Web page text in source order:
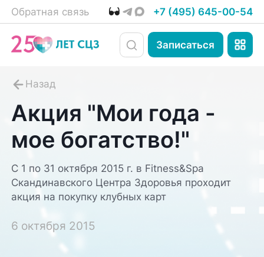
Обратная связь +7 (495) 645-00-54
Записаться
Акция "Мои года -
мое богатство!"
С 1 по 31 октября 2015 г. в Fitness&Spa
Скандинавского Центра Здоровья проходит
акция на покупку клубных карт
6 октября 2015